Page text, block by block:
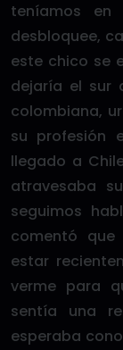
teníamos en
desbloquee,
este chico se
dejaría el sur
colombiana,
su profesión
llegado a
atravesaba
seguimos
comentó
estar
verme para
sentía una
esperaba